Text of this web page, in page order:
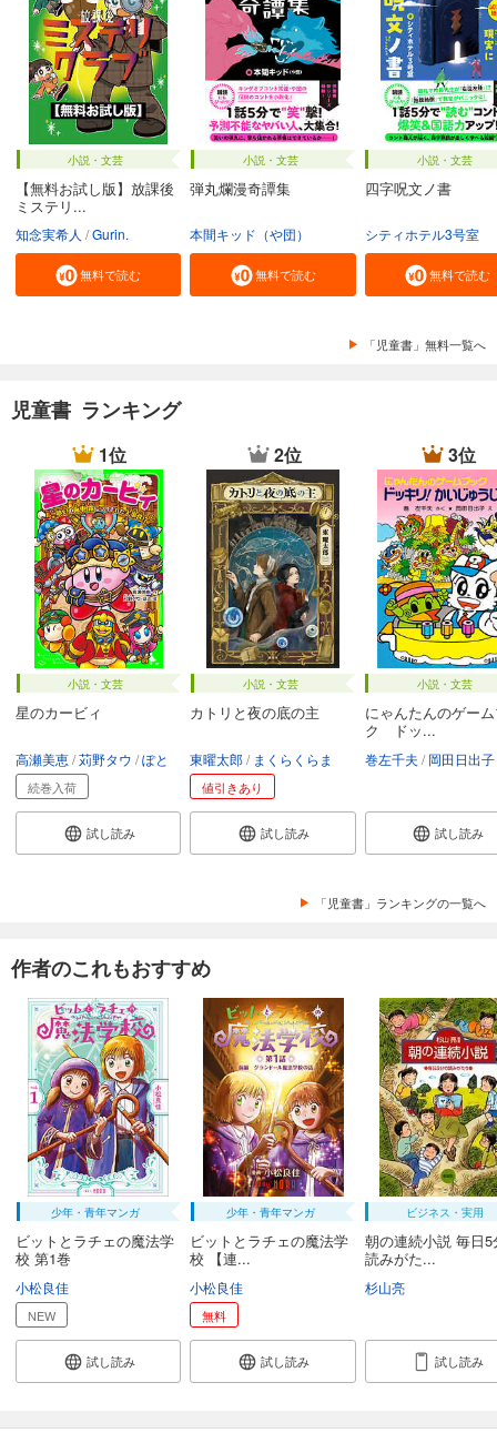
小説・文芸
【無料お試し版】放課後
ミステリ...
知念実希人 Gurin.
無料で読む
小説・文芸
弾丸爛漫奇譚集
本間キッド（や団）
無料で読む
小説・文芸
四字呪文ノ書
シティホテル3号室
無料で読む
「児童書」無料一覧へ
児童書 ランキング
1位
小説・文芸
星のカービィ
高瀬美恵 苅野タウ ぽと
続巻入荷
試し読み
2位
小説・文芸
カトリと夜の底の主
東曜太郎 まくらくらま
値引きあり
試し読み
3位
小説・文芸
にゃんたんのゲー
ク ドッ...
巻左千夫 岡田日出子
試し読み
「児童書」ランキングの一覧へ
作者のこれもおすすめ
少年・青年マンガ
ビットとラチェの魔法学
校 第1巻
小松良佳
NEW
試し読み
少年・青年マンガ
ビットとラチェの魔法学
校 【連...
小松良佳
無料
試し読み
ビジネス・実用
朝の連続小説 毎日5
読みがた...
杉山亮
試し読み